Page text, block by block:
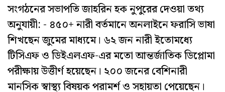
সংগঠনের সভাপতি জাহরিন হক নুপুরের দেওয়া তথ্য
অনুযায়ী: - ৪৫০+ নারী বর্তমানে অনলাইনে ফরাসি ভাষা
শিখছেন জুমের মাধ্যমে। ৬২ জন নারী ইতোমধ্যে
টিসিএফ ও ডিইএলএফ-এর মতো আন্তর্জাতিক ডিপ্লোমা
পরীক্ষায় উত্তীর্ণ হয়েছেন। ২০০ জনের বেশিনারী
মানসিক স্বাস্থ্য বিষয়ক পরামর্শ ও সহায়তা পেয়েছেন।